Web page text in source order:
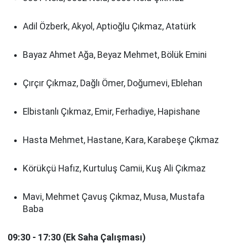
Adil Özberk, Akyol, Aptioğlu Çıkmaz, Atatürk
Bayaz Ahmet Ağa, Beyaz Mehmet, Bölük Emini
Çırçır Çıkmaz, Dağlı Ömer, Doğumevi, Eblehan
Elbistanlı Çıkmaz, Emir, Ferhadiye, Hapishane
Hasta Mehmet, Hastane, Kara, Karabeşe Çıkmaz
Körükçü Hafız, Kurtuluş Camii, Kuş Ali Çıkmaz
Mavi, Mehmet Çavuş Çıkmaz, Musa, Mustafa
Baba
09:30 - 17:30 (Ek Saha Çalışması)